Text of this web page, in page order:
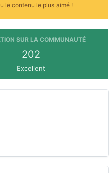
le contenu le plus aimé !
SUR LA COMMUNAUTÉ
202
Excellent